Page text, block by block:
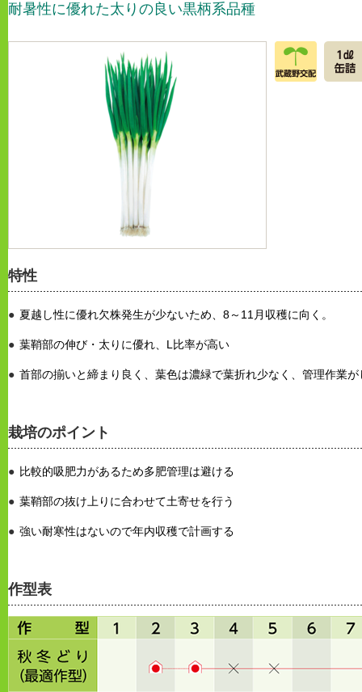
耐暑性に優れた太りの良い黒柄系品種
特性
夏越し性に優れ欠株発生が少ないため、8～11月収穫に向く。
葉鞘部の伸び・太りに優れ、L比率が高い
首部の揃いと締まり良く、葉色は濃緑で葉折れ少なく、管理作業が
栽培のポイント
比較的吸肥力があるため多肥管理は避ける
葉鞘部の抜け上りに合わせて土寄せを行う
強い耐寒性はないので年内収穫で計画する
作型表